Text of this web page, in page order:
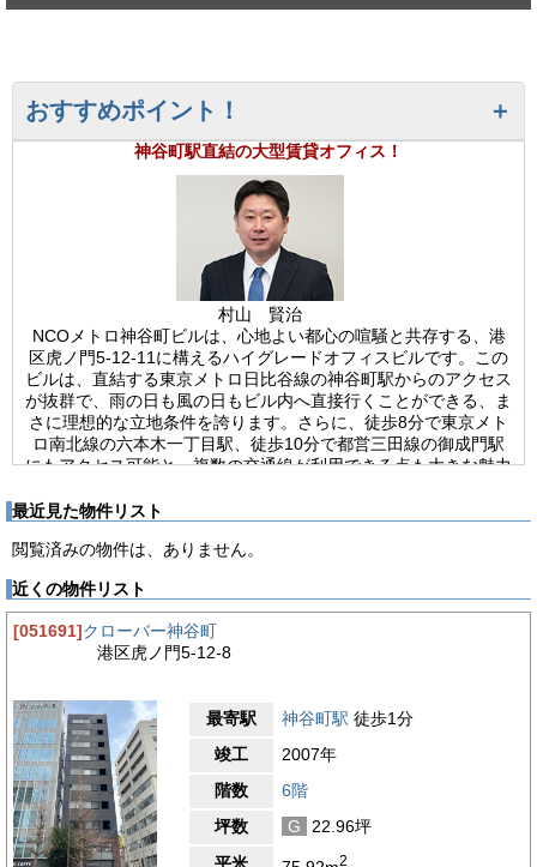
おすすめポイント！
神谷町駅直結の大型賃貸オフィス！
村山 賢治
NCOメトロ神谷町ビルは、心地よい都心の喧騒と共存する、港
区虎ノ門5-12-11に構えるハイグレードオフィスビルです。この
ビルは、直結する東京メトロ日比谷線の神谷町駅からのアクセス
が抜群で、雨の日も風の日もビル内へ直接行くことができる、ま
さに理想的な立地条件を誇ります。さらに、徒歩8分で東京メト
ロ南北線の六本木一丁目駅、徒歩10分で都営三田線の御成門駅
にもアクセス可能と、複数の交通線が利用できる点も大きな魅力
明がしやすいのも特徴の一つ。活気ある街並みが、日々のビジネ
は、最新の耐震基準を満たし、制震構造を採用することで、安全
積は約151坪となっております。ビル内には2基のエレベーター
が備えられ、駐車場、機械警備、オートロック、光ファイバーと
いった最先端の設備が完備されています。24時間使用可能で、
どのような業種の企業にも柔軟に対応できる自由度の高い環境で
空調やOAフロアが完備されているため、使用する企業のニーズ
に合わせたカスタマイズが可能です。トイレは室外に男女別で設
置されており、基準階の天井高は2,800mmと広々としており、
開放感あふれるオフィス空間です。
NCOメトロ神谷町ビルの周辺環境は、ビジネスと日常が交錯す
る港区虎ノ門の賑わいの中にありながら、都会のオアシスのよう
最近見た物件リスト
閲覧済みの物件は、ありません。
近くの物件リスト
[051691]クローバー神谷町
港区虎ノ門5-12-8
最寄駅 神谷町駅 徒歩1分
竣工
2007年
階数
6階
坪数
G
22.96坪
2